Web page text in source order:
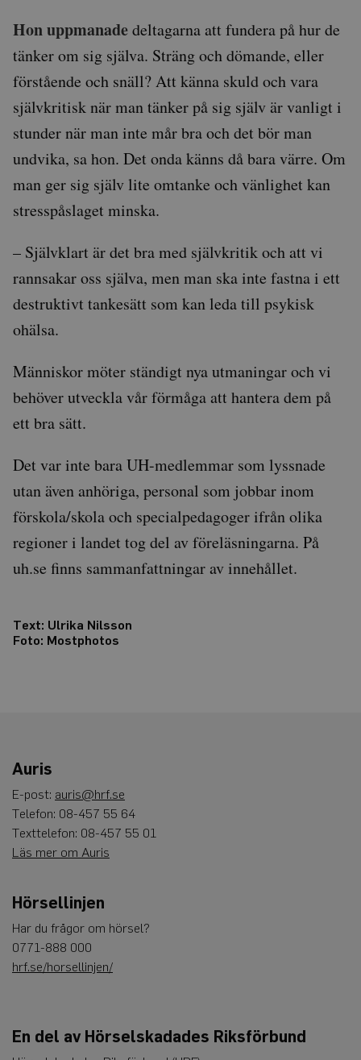
Hon uppmanadedeltagarna att fundera på hur de
tänker om sig själva. Sträng och dömande, eller
förstående och snäll? Att känna skuld och vara
självkritisk när man tänker på sig själv är vanligt i
stunder när man inte mår bra och det bör man
undvika, sa hon. Det onda känns då bara värre. Om
man ger sig själv lite omtanke och vänlighet kan
stresspåslaget minska.
– Självklart är det bra med självkritik och att vi
rannsakar oss själva, men man ska inte fastna i ett
destruktivt tankesätt som kan leda till psykisk
ohälsa.
Människor möter ständigt nya utmaningar och vi
behöver utveckla vår förmåga att hantera dem på
ett bra sätt.
Det var inte bara UH-medlemmar som lyssnade
utan även anhöriga, personal som jobbar inom
förskola/skola och specialpedagoger ifrån olika
regioner i landet tog del av föreläsningarna. På
uh.se finns sammanfattningar av innehållet.
Text: Ulrika Nilsson
Foto: Mostphotos
Auris
E-post: auris@hrf.se
Telefon: 08-457 55 64
Texttelefon: 08-457 55 01
Läs mer om Auris
Hörsellinjen
Har du frågor om hörsel?
0771-888 000
hrf.se/horsellinjen/
En del av Hörselskadades Riksförbund
för
_ga_Y9RP8BQP1X
.auris.nu
1 år 1
månad
Denna cookie
Google Analytics för
bevara